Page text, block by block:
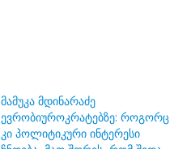
მამუკა მდინარაძე
ევრობიუროკრატებზე: როგორც
კი პოლიტიკური ინტერესი